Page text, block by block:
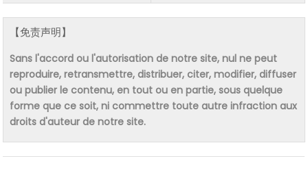
【免责声明】
Sans l'accord ou l'autorisation de notre site, nul ne peut
reproduire, retransmettre, distribuer, citer, modifier, diffuser
ou publier le contenu, en tout ou en partie, sous quelque
forme que ce soit, ni commettre toute autre infraction aux
droits d'auteur de notre site.